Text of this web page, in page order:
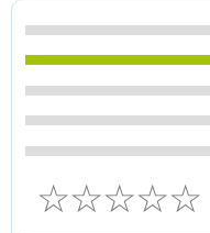
☆
☆
☆
☆
☆